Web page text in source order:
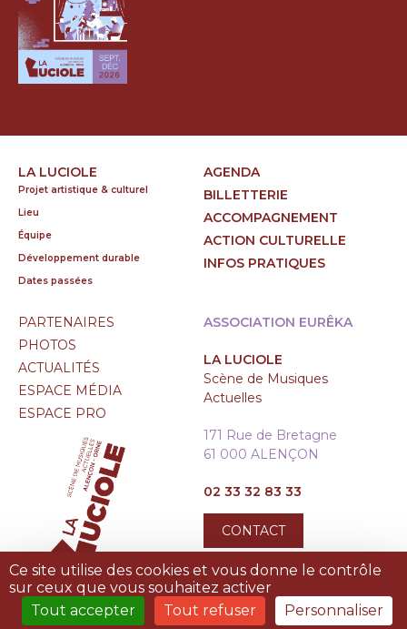
LA LUCIOLE
Projet artistique & culturel
Lieu
Équipe
Développement durable
Dates passées
AGENDA
BILLETTERIE
ACCOMPAGNEMENT
ACTION CULTURELLE
INFOS PRATIQUES
PARTENAIRES
PHOTOS
ACTUALITÉS
ESPACE MÉDIA
ESPACE PRO
ASSOCIATION EURÊKA
LA LUCIOLE
Scène de Musiques
Actuelles
171 Rue de Bretagne
61 000 ALENÇON
02 33 32 83 33
CONTACT
MENTIONS LÉGALES| PLAN DU SITE| TREIZE
Ce site utilise des cookies et vous donne le contrôle
sur ceux que vous souhaitez activer
Tout accepter
Tout refuser Personnaliser